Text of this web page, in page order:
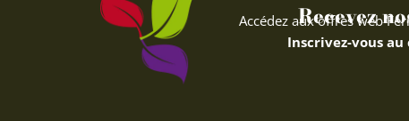
Recevez
Accédez aux offres web
Inscrivez-vous